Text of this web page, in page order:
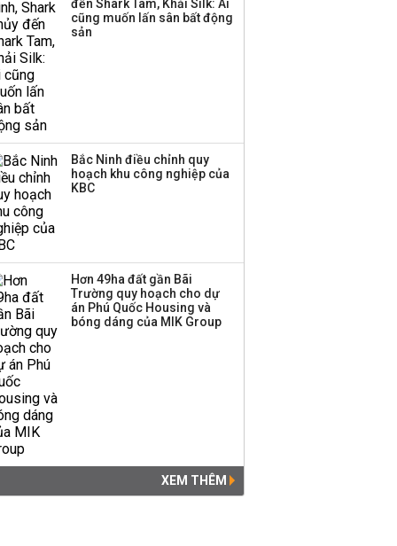
‘phất lên’ trong tháng 8,
đến Shark Tam, Khải Silk: Ai
cũng muốn lấn sân bất động
sản
Bắc Ninh điều chỉnh quy
hoạch khu công nghiệp của
KBC
Hơn 49ha đất gần Bãi
Trường quy hoạch cho dự
án Phú Quốc Housing và
bóng dáng của MIK Group
XEM THÊM